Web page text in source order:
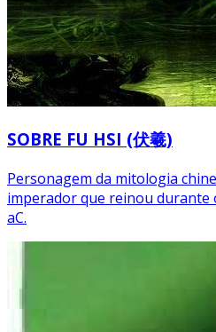
SOBRE FU HSI (伏羲)
Personagem da mitologia
imperador que reinou durante
aC.